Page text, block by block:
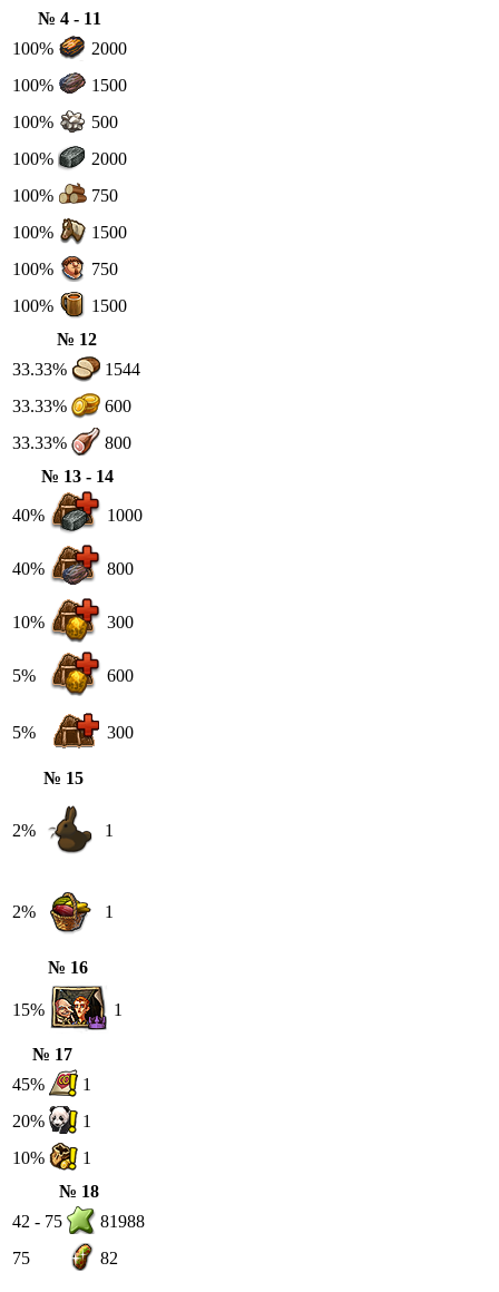
№ 4 - 11
100%
2000
100%
1500
100%
500
100%
2000
100%
750
100%
1500
100%
750
100%
1500
№ 12
33.33%
1544
33.33%
600
33.33%
800
№ 13 - 14
40% 1000
40% 800
10% 300
5% 600
5% 300
№ 15
2% 1
2% 1
№ 16
15% 1
№ 17
45%
1
20%
1
10%
1
№ 18
42 - 75
81988
75
82